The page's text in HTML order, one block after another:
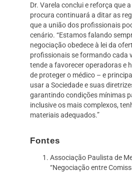
Dr. Varela conclui e reforça que
procura continuará a ditar as
que a união dos profissionais
cenário. “Estamos falando
negociação obedece à lei da
profissionais se formando cada
tende a favorecer operadoras e
de proteger o médico – e
usar a Sociedade e suas
garantindo condições mínimas
inclusive os mais complexos,
materiais adequados.”
Fontes
Associação Paulista de
“Negociação entre